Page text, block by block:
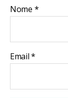
Nome *
Email*